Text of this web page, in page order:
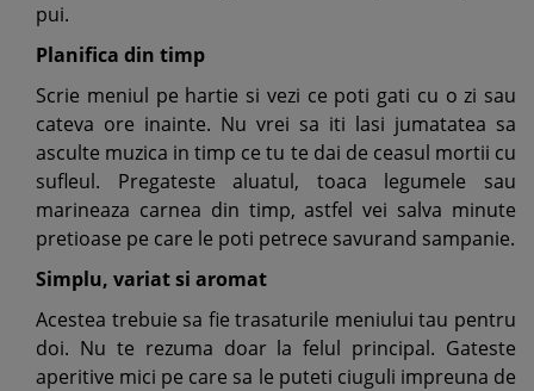
pui.
Planifica din timp
Scrie meniul pe hartie si vezi ce poti gati cu o zi sau
cateva ore inainte. Nu vrei sa iti lasi jumatatea sa
asculte muzica in timp ce tu te dai de ceasul mortii cu
sufleul. Pregateste aluatul, toaca legumele sau
marineaza carnea din timp, astfel vei salva minute
pretioase pe care le poti petrece savurand sampanie.
Simplu, variat si aromat
Acestea trebuie sa fie trasaturile meniului tau pentru
doi. Nu te rezuma doar la felul principal. Gateste
aperitive mici pe care sa le puteti ciuguli impreuna de